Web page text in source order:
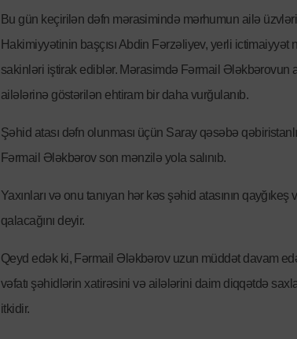
Bu gün keçirilən dəfn mərasimində mərhumun ailə
Hakimiyyətinin başçısı Abdin Fərzəliyev, yerli
sakinləri iştirak ediblər. Mərasimdə Fərmail Ələkbərovun
ailələrinə göstərilən ehtiram bir daha vurğulanıb.
Şəhid atası dəfn olunması üçün Saray qəsəbə
Fərmail Ələkbərov son mənzilə yola salınıb.
Yaxınları və onu tanıyan hər kəs şəhid atasının
qalacağını deyir.
Qeyd edək ki, Fərmail Ələkbərov uzun müddət davam
vəfatı şəhidlərin xatirəsini və ailələrini daim diqqətdə
itkidir.